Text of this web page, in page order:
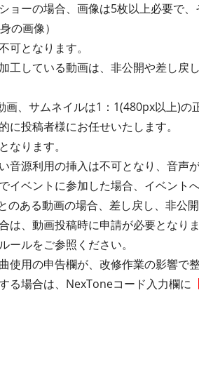
ョーの場合、画像は5枚以上必要で
の画像）
可となります。
工している動画は、非公開や差し戻
、サムネイルは1：1(480px以上)の
に投稿者様にお任せいたします。
なります。
音源利用の挿入は不可となり、音声
イベントに参加した場合、イベント
ある動画の場合、差し戻し、非公開
は、動画投稿時に申請が必要となり
ールをご参照ください。
使用の申告欄が、改修作業の影響で
る場合は、NexToneコード入力欄に